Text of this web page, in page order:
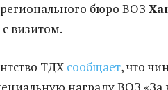
бюро ВОЗ
визитом.
ТДХсообщает, что